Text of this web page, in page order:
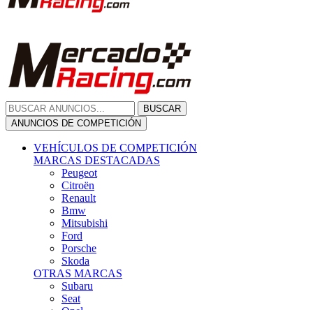
BUSCAR
ANUNCIOS DE COMPETICIÓN
VEHÍCULOS DE COMPETICIÓN
MARCAS DESTACADAS
Peugeot
Citroën
Renault
Bmw
Mitsubishi
Ford
Porsche
Skoda
OTRAS MARCAS
Subaru
Seat
Opel
Volkswagen